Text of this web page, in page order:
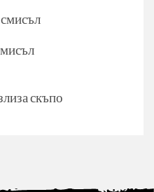
скъпо